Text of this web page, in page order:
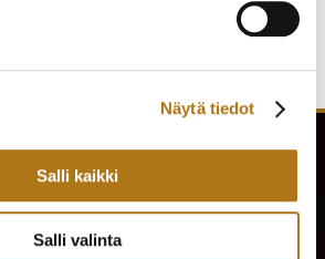
Näytä tiedot
Salli kaikki
Salli valinta